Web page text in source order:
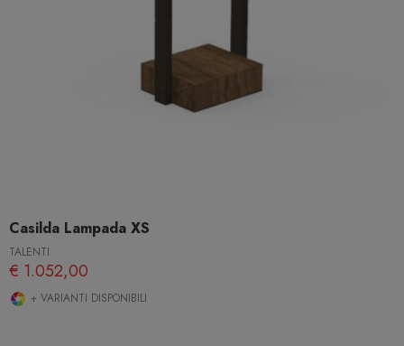
Casilda Lampada XS
TALENTI
€ 1.052,00
+ VARIANTI DISPONIBILI